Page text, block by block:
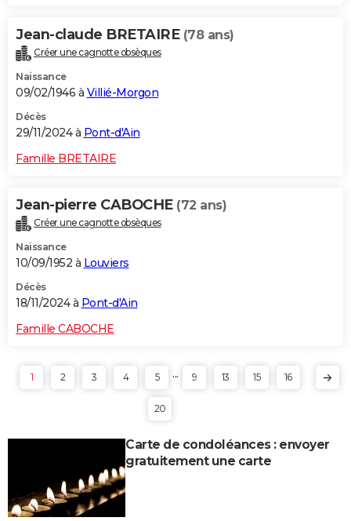
Jean-claude BRETAIRE (78 ans)
Créer une cagnotte obsèques
Naissance
09/02/1946 à Villié-Morgon
Décès
29/11/2024 à Pont-d'Ain
Famille BRETAIRE
Jean-pierre CABOCHE (72 ans)
Créer une cagnotte obsèques
Naissance
10/09/1952 à Louviers
Décès
18/11/2024 à Pont-d'Ain
Famille CABOCHE
1 2 3 4 5 ... 9 13 15 16
20
Carte de condoléances : envoyer
gratuitement une carte